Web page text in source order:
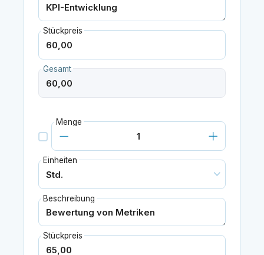
Stückpreis
Gesamt
Menge
Einheiten
Beschreibung
Stückpreis